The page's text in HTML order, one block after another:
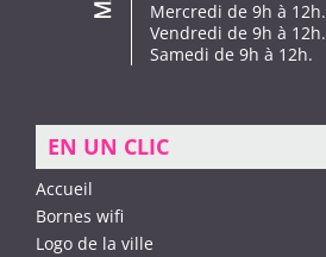
Mercredi de 9h à 12h.
Vendredi de 9h à 12h.
Samedi de 9h à 12h.
EN UN CLIC
Accueil
Bornes wifi
Logo de la ville